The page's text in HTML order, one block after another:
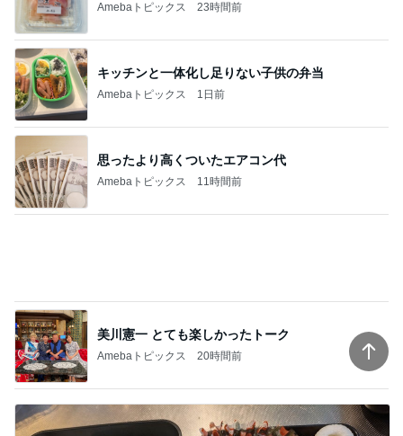
Amebaトピックス 11時間前
美川憲一 とても楽しかったトーク
Amebaトピックス 20時間前
義父にバレた3年間の引き落とし
Amebaトピックス
記事を読む